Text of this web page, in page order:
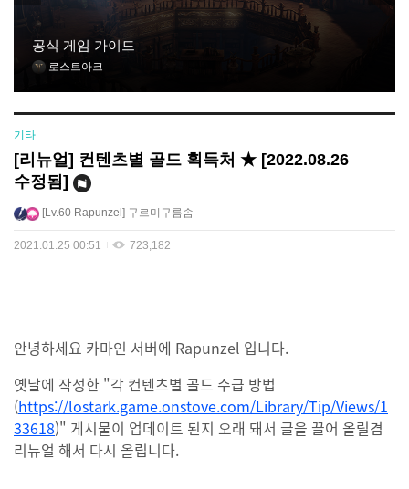
공식 게임 가이드
로스트아크
기타
[리뉴얼] 컨텐츠별 골드 획득처 ★ [2022.08.26
수정됨]
Lv.60 Rapunzel 구르미구름솜
2021.01.25 00:51 723,182
안녕하세요 카마인 서버에 Rapunzel 입니다.
옛날에 작성한 "각 컨텐츠별 골드 수급 방법
(https://lostark.game.onstove.com/Library/Tip/Views/1
33618)" 게시물이 업데이트 된지 오래 돼서 글을 끌어 올릴겸
리뉴얼 해서 다시 올립니다.